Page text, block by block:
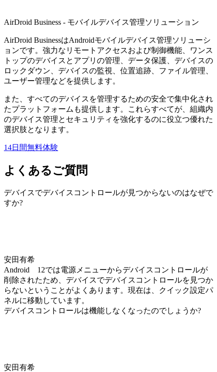
AirDroid Business - モバイルデバイス管理ソリューション
AirDroid BusinessはAndroidモバイルデバイス管理ソリューシ
ョンです。強力なリモートアクセスおよび制御機能、ワンス
トップのデバイスとアプリの管理、データ保護、デバイスの
ロックダウン、デバイスの監視、位置追跡、ファイル管理、
ユーザー管理などを提供します。
また、すべてのデバイスを管理するための安全で集中化され
たプラットフォームも提供します。これらすべてが、組織内
のデバイス管理とセキュリティを強化するのに役立つ優れた
選択肢となります。
14日間無料体験
よくあるご質問
デバイスでデバイスコントロールが見つからないのはなぜで
すか?
安田有希
Android 12では電源メニューからデバイスコントロールが
削除されたため、デバイスでデバイスコントロールを見つか
らないということがよくあります。現在は、クイック設定パ
ネルに移動しています。
デバイスコントロールは機能しなくなったのでしょうか?
安田有希